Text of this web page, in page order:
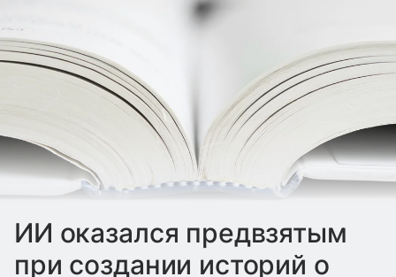
ИИ оказался предвзятым
при создании историй о